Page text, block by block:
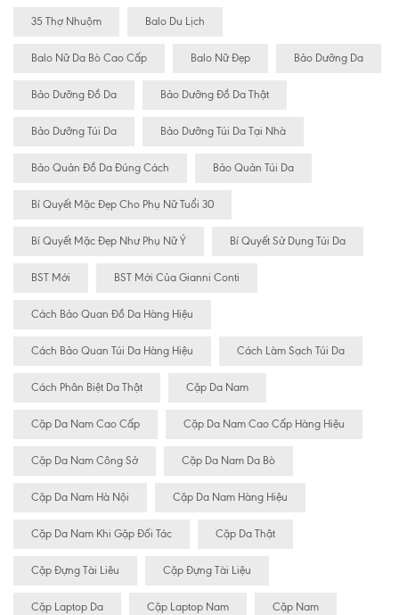
35 Thợ Nhuộm Balo Du Lịch
Balo Nữ Da Bò Cao Cấp Balo Nữ Đẹp Bảo Dưỡng Da
Bảo Dưỡng Đồ Da Bảo Dưỡng Đồ Da Thật
Bảo Dưỡng Túi Da Bảo Dưỡng Túi Da Tại Nhà
Bảo Quản Đồ Da Đúng Cách Bảo Quản Túi Da
Bí Quyết Mặc Đẹp Cho Phụ Nữ Tuổi 30
Bí Quyết Mặc Đẹp Như Phụ Nữ Ý Bí Quyết Sử Dụng Túi Da
BST Mới BST Mới Của Gianni Conti
Cách Bảo Quan Đồ Da Hàng Hiệu
Cách Bảo Quan Túi Da Hàng Hiệu Cách Làm Sạch Túi Da
Cách Phân Biệt Da Thật Cặp Da Nam
Cặp Da Nam Cao Cấp Cặp Da Nam Cao Cấp Hàng Hiệu
Cặp Da Nam Công Sở Cặp Da Nam Da Bò
Cặp Da Nam Hà Nội Cặp Da Nam Hàng Hiệu
Cặp Da Nam Khi Gặp Đối Tác Cặp Da Thật
Cặp Đựng Tài Liêu Cặp Đựng Tài Liệu
Cặp Laptop Da Cặp Laptop Nam Cặp Nam